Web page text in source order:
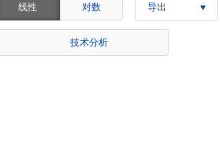
线性 对数 导出
技术分析